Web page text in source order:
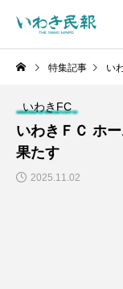
特集記事 い
いわきFC
いわきＦＣ ホ
果たす
2025.11.02